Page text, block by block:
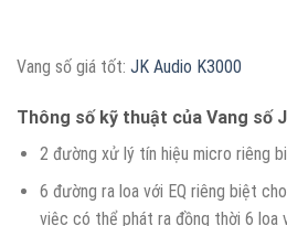
Vang số giá tốt: JK Audio K3000
Thông số kỹ thuật của Vang số
2 đường xử lý tín hiệu micro riêng
6 đường ra loa với EQ riêng biệt
việc có thể phát ra đồng thời 6 loa